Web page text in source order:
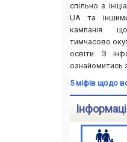
спільно з
UA та
кампанія
тимчасово
освіти. З
ознайомитись
5 міфів щодо